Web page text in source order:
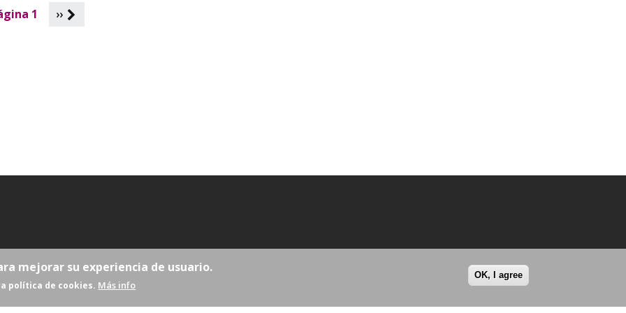
1 ››
mejorar su experiencia de usuario.
política de cookies. Más info
OK, I agree